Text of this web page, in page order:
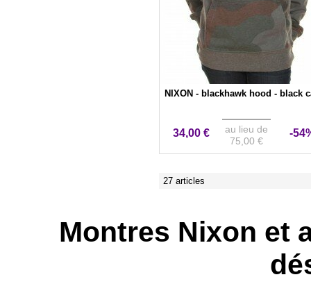
NIXON - blackhawk hood - black
34,00 €
au lieu de
75,00 €
-
27 articles
Montres Nixon et